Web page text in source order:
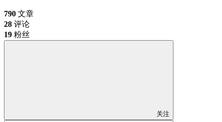
790 文章
28 评论
19 粉丝
关注